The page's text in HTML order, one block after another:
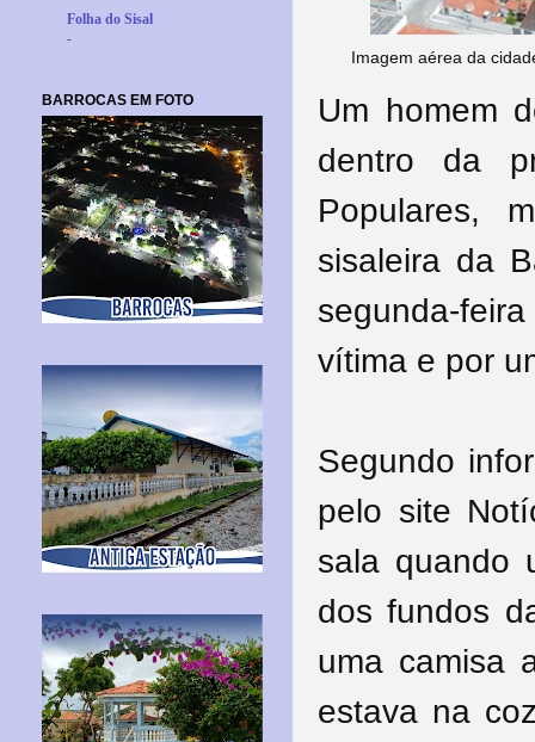
Imagem aérea da
Um homem
dentro da
Populares,
sisaleira da
segunda-
vítima e por
Segundo
pelo site
sala quando
dos fundos
uma camisa
estava na
Folha do Sisal
-
BARROCAS EM FOTO